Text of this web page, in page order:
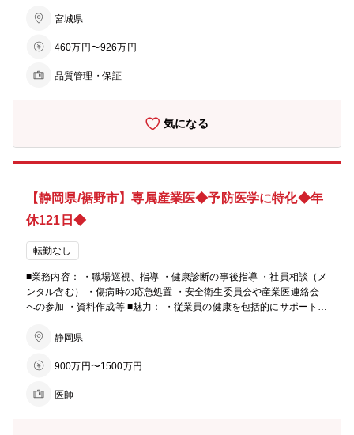
て､設計･生技･製造･仕入先と連携し自動車の品質をリードします。
宮城県
460万円〜926万円
品質管理・保証
気になる
【静岡県/裾野市】専属産業医◆予防医学に特化◆年
休121日◆
転勤なし
■業務内容： ・職場巡視、指導 ・健康診断の事後指導 ・社員相談（メ
ンタル含む） ・傷病時の応急処置 ・安全衛生委員会や産業医連絡会
への参加 ・資料作成等 ■魅力： ・従業員の健康を包括的にサポートで
当社の魅力： ◇当社はトヨタグループの中核企業として、コンパクト
マをお客様にお届けしております。 ◇次世代に向けたテクノロジー開
いクルマづくりにトライしています。 ・週3.0日 年収900万円 月給：
静岡県
900万円〜1500万円
医師